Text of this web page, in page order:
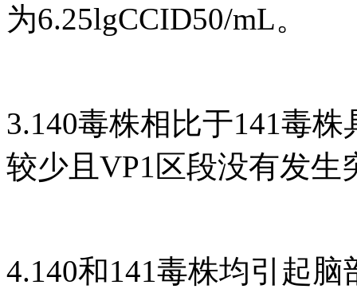
为6.25lgCCID50/mL。
3.140毒株相比于141毒
较少且VP1区段没有发生
4.140和141毒株均引起